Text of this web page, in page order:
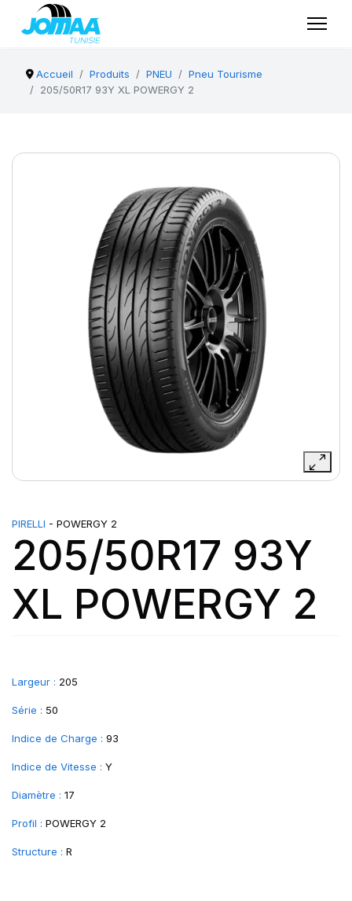
Accueil Produits PNEU
Pneu Tourisme
205/50R17 93Y XL POWERGY 2
PIRELLI - POWERGY 2
205/50R17 93Y
XL POWERGY 2
Largeur : 205
Série : 50
Indice de Charge : 93
Indice de Vitesse : Y
Diamètre : 17
Profil : POWERGY 2
Structure : R